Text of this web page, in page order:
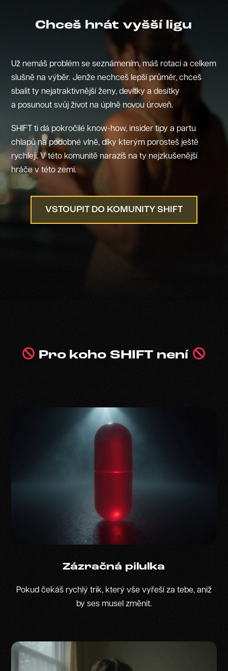
Chceš hrát vyšší ligu
Už nemáš problém se seznámením, máš rotaci a celkem
slušně na výběr. Jenže nechceš lepší průměr, chceš
sbalit ty nejatraktivnější ženy, devítky a desítky
a posunout svůj život na úplně novou úroveň.
SHIFT ti dá pokročilé know-how, insider tipy a partu
chlapů na podobné vlně, díky kterým porosteš ještě
rychleji. V této komunitě narazíš na ty nejzkušenější
hráče v této zemi.
VSTOUPIT DO KOMUNITY SHIFT
Pro koho SHIFT není
Zázračná pilulka
Pokud čekáš rychlý trik, který vše vyřeší za tebe, aniž
by ses musel změnit.